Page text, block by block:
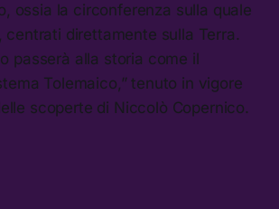
ossia la circonferenza sulla quale
centrati direttamente sulla Terra.
passerà alla storia come il
Tolemaico,” tenuto in vigore
scoperte di Niccolò Copernico.